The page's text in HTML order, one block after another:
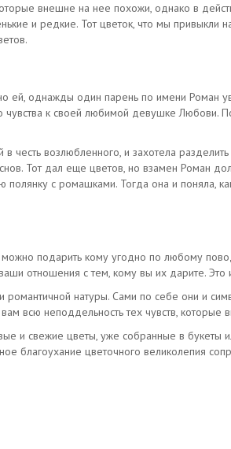
внешне на нее похожи, однако в
и редкие. Тот цветок, что мы
ей, однажды один парень по имени Роман
чувства к своей любимой девушке Любови.
честь возлюбленного, и захотела
Тот дал еще цветов, но взамен Роман
с ромашками. Тогда она и поняла,
подарить кому угодно по любому
отношения с тем, кому вы их дарите. Это
натуры. Сами по себе они и
всю неподдельность тех чувств, которые
и свежие цветы, уже собранные в букеты
благоухание цветочного великолепия